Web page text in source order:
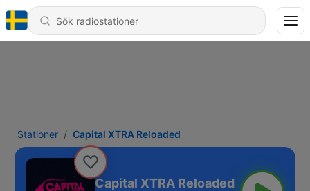
Stationer Capital XTRA Reloaded
Capital XTRA Reloaded